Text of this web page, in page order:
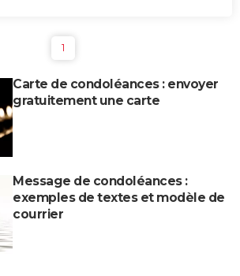
1
Carte de condoléances : envoyer
gratuitement une carte
Message de condoléances :
exemples de textes et modèle de
courrier